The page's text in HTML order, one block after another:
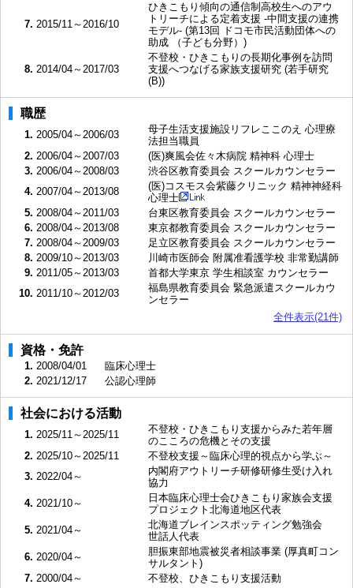
7. 2015/11～2016/10
ひきこもり傾向の通信制高校生へのアウ
トリーチによる定着支援 -中間支援の連携
モデル- (第13回 ドコモ市民活動団体への
助成 （子ども分野）)
8. 2014/04～2017/03
不登校・ひきこもりの長期化事例を訪問
支援へつなげる家族支援研究 (若手研究
(B))
職歴
1. 2005/04～2006/03
母子生活支援施設リフレここのえ 心理療
法担当職員
2. 2006/04～2007/03
(医)爽風会佐々木病院 精神科 心理士
3. 2006/04～2008/03
渋谷区教育委員会 スクールカウンセラー
4. 2007/04～2013/08
(医)コスモス会紫藤クリニック 精神神経科
心理士
5. 2008/04～2011/03
台東区教育委員会 スクールカウンセラー
6. 2008/04～2013/08
東京都教育委員会 スクールカウンセラー
7. 2008/04～2009/03
足立区教育委員会 スクールカウンセラー
8. 2009/10～2013/03
川崎市医師会 附属准看護学校 非常勤講師
9. 2011/05～2013/03
首都大学東京 学生相談室 カウンセラー
10. 2011/10～2012/03
福島県教育委員会 緊急派遣スクールカウ
ンセラー
全件表示(21件)
資格・免許
1. 2008/04/01
臨床心理士
2. 2021/12/17 公認心理師
社会における活動
1. 2025/11～2025/11
不登校・ひきこもり支援からみた若年層
のこころの危機とその支援
2. 2025/10～2025/11
不登校支援～臨床心理的視点から学ぶ～
3. 2022/04～
内閣府アウトリーチ研修研修生受け入れ
協力
4. 2021/10～
日本臨床心理士会ひきこもり家族会支援
プロジェクト北海道地区代表
5. 2021/04～
北海道ブレインスポッティング勉強会
世話人代表
6. 2020/04～
胆振東部地震被災者相談事業 (厚真町コン
サルタント)
7. 2000/04～ 不登校、ひきこもり支援活動